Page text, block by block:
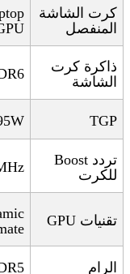
كرت الشاشة
المنفصل
ذاكرة كرت
الشاشة
TGP
تردد Boost
للكرت
تقنيات GPU
الرام